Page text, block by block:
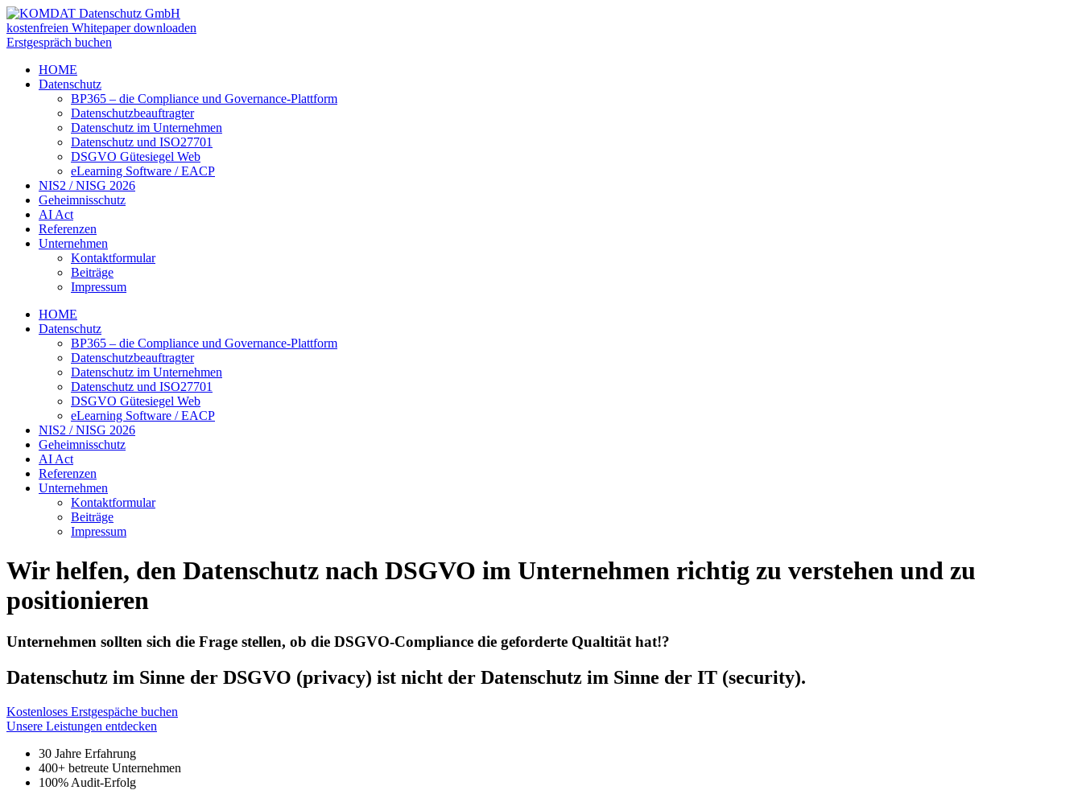
kostenfreien Whitepaper downloaden
Erstgespräch buchen
HOME
Datenschutz
BP365 – die Compliance und Governance-Plattform
Datenschutzbeauftragter
Datenschutz im Unternehmen
Datenschutz und ISO27701
DSGVO Gütesiegel Web
eLearning Software / EACP
NIS2 / NISG 2026
Geheimnisschutz
AI Act
Referenzen
Unternehmen
Kontaktformular
Beiträge
Impressum
HOME
Datenschutz
BP365 – die Compliance und Governance-Plattform
Datenschutzbeauftragter
Datenschutz im Unternehmen
Datenschutz und ISO27701
DSGVO Gütesiegel Web
eLearning Software / EACP
NIS2 / NISG 2026
Geheimnisschutz
AI Act
Referenzen
Unternehmen
Kontaktformular
Beiträge
Impressum
Wir helfen, den Datenschutz nach DSGVO im Unternehmen richtig zu verstehen und zu
positionieren
Unternehmen sollten sich die Frage stellen, ob die DSGVO-Compliance die geforderte Qualtität hat!?
Datenschutz im Sinne der DSGVO (privacy) ist nicht der Datenschutz im Sinne der IT (security).
Kostenloses Erstgespäche buchen
Unsere Leistungen entdecken
30 Jahre Erfahrung
400+ betreute Unternehmen
100% Audit-Erfolg